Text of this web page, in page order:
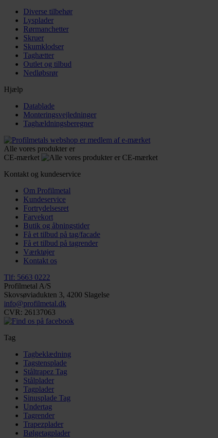
Diverse tilbehør
Lysplader
Rørmanchetter
Skruer
Skumklodser
Taghætter
Outlet og tilbud
Nedløbsrør
Hjælp
Datablade
Monteringsvejledninger
Taghældningsberegner
Alle vores produkter er
CE-mærket
Kontakt og kundeservice
Om Profilmetal
Kundeservice
Fortrydelsesret
Farvekort
Butik og åbningstider
Få et tilbud på tag/facade
Få et tilbud på tagrender
Værktøjer
Kontakt os
Tlf: 5663 0222
Profilmetal A/S
Skovsøviadukten 3, 4200 Slagelse
info@profilmetal.dk
CVR: 26137063
Tag
Tagbeklædning
Tagstensplade
Ståltrapez Tag
Stålplader
Tagplader
Sinusplade Tag
Undertag
Tagrender
Trapezplader
Bølgetagplader